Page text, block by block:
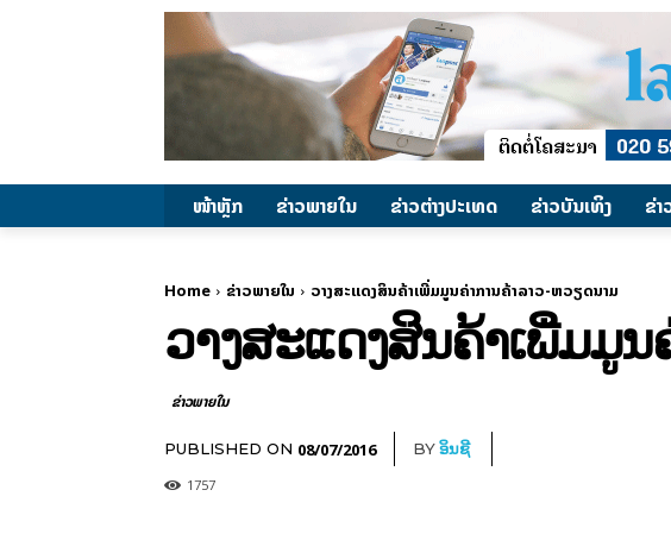
ໜ້າຫຼັກ ຂ່າວພາຍ​ໃນ ຂ່າວຕ່າງປະເທດ ​ຂ່າວບັນເທິງ ຂ່
Home ຂ່າວພາຍ​ໃນ ວາງສະແດງສິນຄ້າເພີ່ມມູນຄ່າການຄ້າລາວ-ຫວຽດນາມ
ວາງສະແດງສິນຄ້າເພີ່ມມູ
ຂ່າວພາຍ​ໃນ
PUBLISHED ON 08/07/2016 BYອິນຊີ
1757